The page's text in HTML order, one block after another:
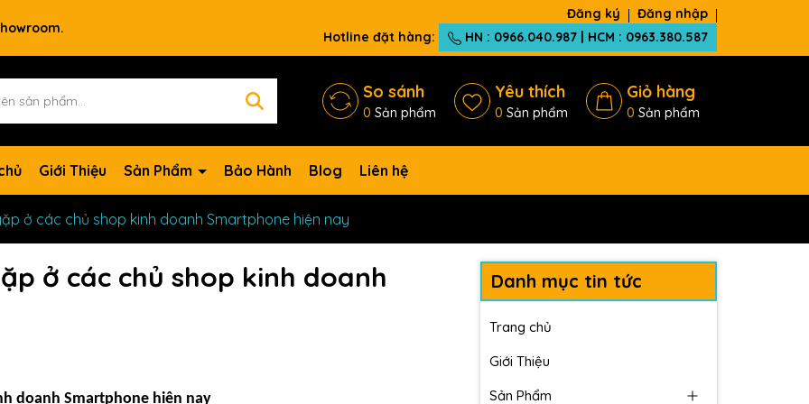
Đăng ký
Đăng nhập
Hotline đặt hàng:
HN : 0966.040.987 | HCM : 0963.380.587
So sánh
0 Sản phẩm
Yêu thích
0 Sản phẩm
Giỏ hàng
0 Sản phẩm
Giới Thiệu Sản Phẩm Bảo Hành Blog Liên hệ
ở các chủ shop kinh doanh Smartphone hiện nay
ở các chủ shop kinh doanh
doanh Smartphone hiện nay
Danh mục tin tức
Trang chủ
Giới Thiệu
Sản Phẩm